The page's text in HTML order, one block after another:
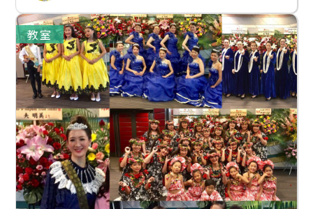
教室